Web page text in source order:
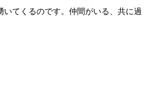
てくるのです。仲間がいる、共に過